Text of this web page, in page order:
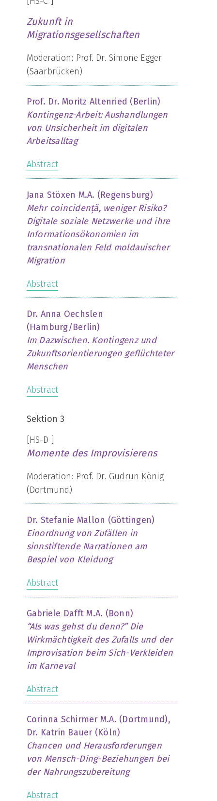
Zukunft in
Migrationsgesellschaften
Moderation: Prof. Dr. Simone Egger
(Saarbrücken)
Prof. Dr. Moritz Altenried (Berlin)
Kontingenz-Arbeit: Aushandlungen
von Unsicherheit im digitalen
Arbeitsalltag
Abstract
Jana Stöxen M.A. (Regensburg)
Mehr coincidență, weniger Risiko?
Digitale soziale Netzwerke und ihre
Informationsökonomien im
transnationalen Feld moldauischer
Migration
Abstract
Dr. Anna Oechslen
(Hamburg/Berlin)
Im Dazwischen. Kontingenz und
Zukunftsorientierungen geflüchteter
Menschen
Abstract
Sektion 3
[HS-D ]
Momente des Improvisierens
Moderation: Prof. Dr. Gudrun König
(Dortmund)
Dr. Stefanie Mallon (Göttingen)
Einordnung von Zufällen in
sinnstiftende Narrationen am
Bespiel von Kleidung
Abstract
Gabriele Dafft M.A. (Bonn)
“Als was gehst du denn?” Die
Wirkmächtigkeit des Zufalls und der
Improvisation beim Sich-Verkleiden
im Karneval
Abstract
Corinna Schirmer M.A. (Dortmund),
Dr. Katrin Bauer (Köln)
Chancen und Herausforderungen
von Mensch-Ding-Beziehungen bei
der Nahrungszubereitung
Abstract